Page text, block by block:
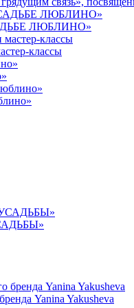
ЛЮБЛИНО»
классы
Yanina Yakusheva